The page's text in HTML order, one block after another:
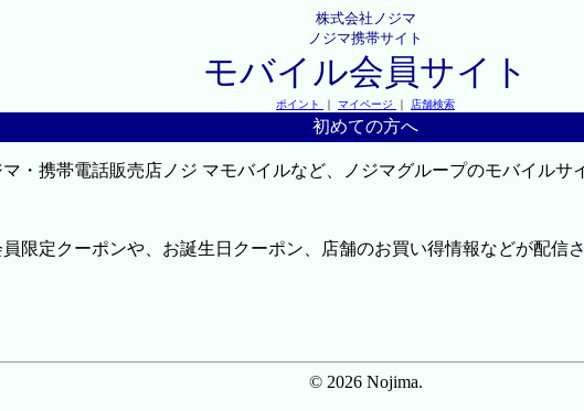
株式会社ノジマ
ノジマ携帯サイト
モバイル会員サイト
ポイント ｜ マイページ ｜ 店舗検索
初めての方へ
・携帯電話販売店ノジ マモバイルなど、ノジマグループのモバイルサ
限定クーポンや、お誕生日クーポン、店舗のお買い得情報などが配信
© 2026 Nojima.